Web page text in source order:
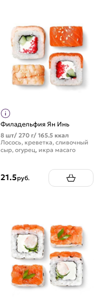
Филадельфия Ян Инь
8 шт/ 270 г/ 165.5 ккал
Лосось, креветка, сливочный
сыр, огурец, икра масаго
21.5руб.